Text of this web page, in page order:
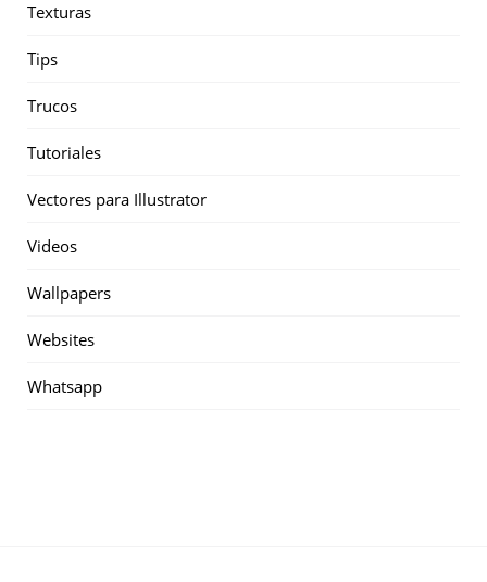
Texturas
Tips
Trucos
Tutoriales
Vectores para Illustrator
Videos
Wallpapers
Websites
Whatsapp